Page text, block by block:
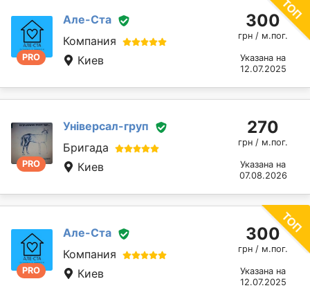
PRO
Але-Ста
Компания
Киев
300
грн / м.пог.
Указана на
12.07.2025
PRO
Універсал-груп
Бригада
Киев
270
грн / м.пог.
Указана на
07.08.2026
PRO
Але-Ста
Компания
Киев
300
грн / м.пог.
Указана на
12.07.2025